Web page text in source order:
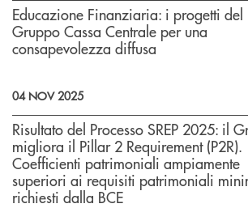
Educazione Finanziaria: i progetti del
Gruppo Cassa Centrale per una
consapevolezza diffusa
04 NOV 2025
Risultato del Processo SREP 2025: il
migliora il Pillar 2 Requirement (P2R).
Coefficienti patrimoniali ampiamente
superiori ai requisiti patrimoniali
richiesti dalla BCE